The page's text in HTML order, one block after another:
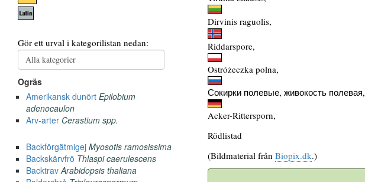
Dirvinis raguolis,
Riddarspore,
Ostróżeczka polna,
Сокирки полевые, живокость полевая,
Acker-Rittersporn,
Rödlistad
(Bildmaterial från Biopix.dk.)